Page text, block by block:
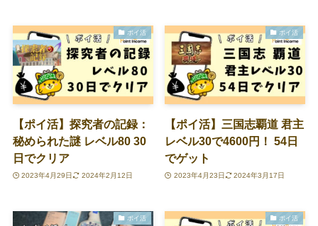
ポイ活
【ポイ活】探究者の記録：
秘められた謎 レベル80 30
日でクリア
2023年4月29日 2024年2月12日
ポイ活
【ポイ活】三国志覇道 君主
レベル30で4600円！ 54日
でゲット
2023年4月23日 2024年3月17日
ポイ活 ポイ活